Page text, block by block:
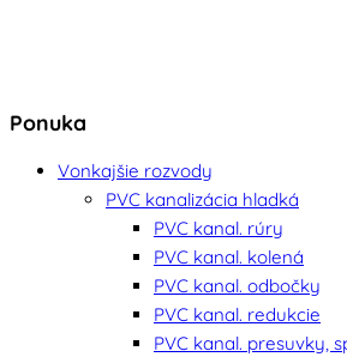
Ponuka
Vonkajšie rozvody
PVC kanalizácia hladká
PVC kanal. rúry
PVC kanal. kolená
PVC kanal. odbočky
PVC kanal. redukcie
PVC kanal. presuvky,